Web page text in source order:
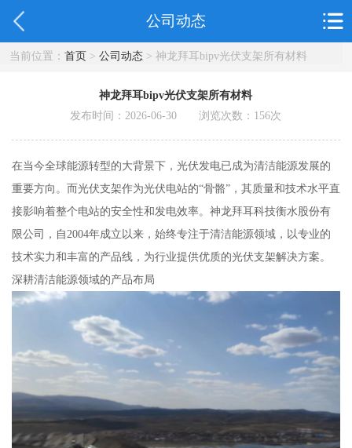
公司动态
当前位置： 首页> 公司动态> 神龙拜耳bipv光伏支架所有材料
神龙拜耳bipv光伏支架所有材料
发布时间：2026-06-30 浏览次数： 156次
在当今全球能源转型的大背景下，光伏发电已成为清洁能源发展的
重要方向。而光伏支架作为光伏电站的“骨骼”，其质量和技术水平直
接影响着整个电站的安全性和发电效率。神龙拜耳科技衡水股份有
限公司，自2004年成立以来，始终专注于清洁能源领域，以专业的
技术实力和丰富的产品线，为行业提供优质的光伏支架解决方案。
深耕清洁能源领域的产品布局